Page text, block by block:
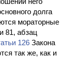
долга
мораторные
81, абзац
126 Закона
так же, как и